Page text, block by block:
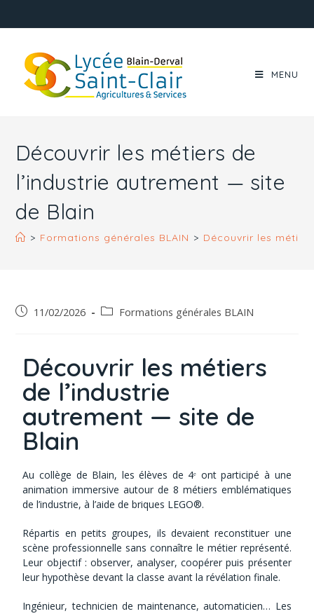
MENU
Découvrir les métiers de
l’industrie autrement — site
de Blain
> Formations générales BLAIN > Découvrir les
11/02/2026 Formations générales BLAIN
Découvrir les métiers
de l’industrie
autrement — site de
Blain
Au collège de Blain, les élèves de 4ᵉ ont participé à une
animation immersive autour de 8 métiers emblématiques
de l’industrie, à l’aide de briques LEGO®.
Répartis en petits groupes, ils devaient reconstituer une
scène professionnelle sans connaître le métier représenté.
Leur objectif : observer, analyser, coopérer puis présenter
leur hypothèse devant la classe avant la révélation finale.
Ingénieur, technicien de maintenance, automaticien… Les